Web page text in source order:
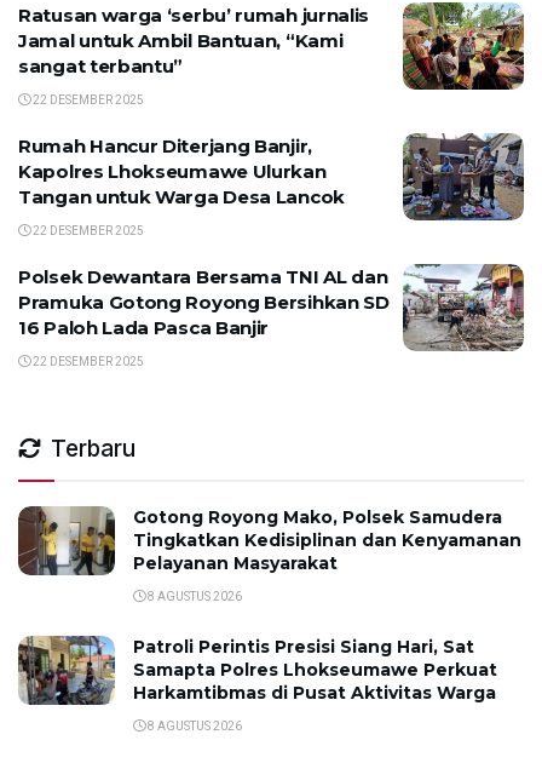
Ratusan warga ‘serbu’ rumah jurnalis
Jamal untuk Ambil Bantuan, “Kami
sangat terbantu”
22 DESEMBER 2025
Rumah Hancur Diterjang Banjir,
Kapolres Lhokseumawe Ulurkan
Tangan untuk Warga Desa Lancok
22 DESEMBER 2025
Polsek Dewantara Bersama TNI AL dan
Pramuka Gotong Royong Bersihkan SD
16 Paloh Lada Pasca Banjir
22 DESEMBER 2025
Terbaru
Gotong Royong Mako, Polsek Samudera
Tingkatkan Kedisiplinan dan Kenyamanan
Pelayanan Masyarakat
8 AGUSTUS 2026
Patroli Perintis Presisi Siang Hari, Sat
Samapta Polres Lhokseumawe Perkuat
Harkamtibmas di Pusat Aktivitas Warga
8 AGUSTUS 2026